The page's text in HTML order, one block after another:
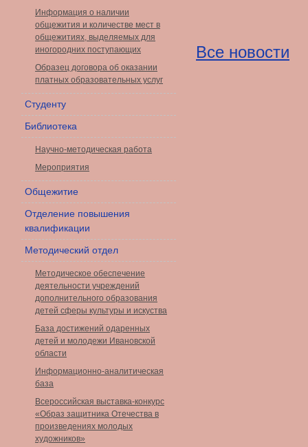
Информация о наличии
общежития и количестве мест в
общежитиях, выделяемых для
иногородних поступающих
Образец договора об оказании
платных образовательных услуг
Студенту
Библиотека
Научно-методическая работа
Мероприятия
Общежитие
Отделение повышения
квалификации
Методический отдел
Методическое обеспечение
деятельности учреждений
дополнительного образования
детей сферы культуры и искуства
База достижений одаренных
детей и молодежи Ивановской
области
Информационно-аналитическая
база
Всероссийская выставка-конкурс
«Образ защитника Отечества в
произведениях молодых
художников»
Все новости